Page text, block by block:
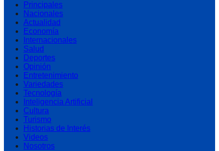
Principales
Nacionales
Actualidad
Economía
Internacionales
Salud
Deportes
Opinión
Entretenimiento
Variedades
Tecnología
Inteligencia Artificial
Cultura
Turismo
Historias de Interés
Videos
Nosotros